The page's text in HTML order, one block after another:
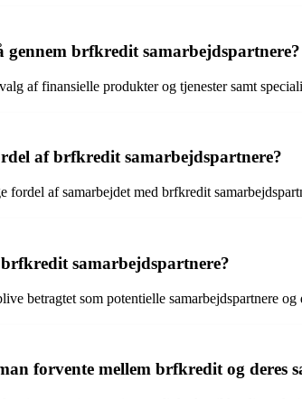
brfkredit samarbejdspartnere?
af finansielle produkter og tjenester samt
af brfkredit samarbejdspartnere?
fordel af samarbejdet med brfkredit
samarbejdspartnere?
betragtet som potentielle samarbejdspartnere og
forvente mellem brfkredit og deres